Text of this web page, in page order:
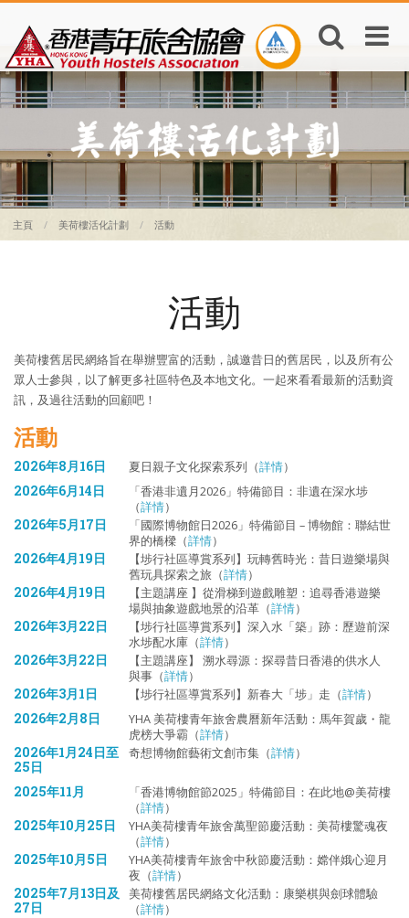
主頁 美荷樓活化計劃 活動
活動
美荷樓舊居民網絡旨在舉辦豐富的活動，誠邀昔日的舊居民，以及所有公
眾人士參與，以了解更多社區特色及本地文化。一起來看看最新的活動資
訊，及過往活動的回顧吧！
活動
2026年8月16日 夏日親子文化探索系列（詳情）
2026年6月14日
「香港非遺月2026」特備節目：非遺在深水埗
（詳情）
2026年5月17日
「國際博物館日2026」特備節目 – 博物館：聯結世
界的橋樑（詳情）
2026年4月19日
【埗行社區導賞系列】玩轉舊時光：昔日遊樂場與
舊玩具探索之旅（詳情）
2026年4月19日
【主題講座 】從滑梯到遊戲雕塑：追尋香港遊樂
場與抽象遊戲地景的沿革（詳情）
2026年3月22日
【埗行社區導賞系列】深入水「築」跡：歷遊前深
水埗配水庫（詳情）
2026年3月22日
【主題講座】 溯水尋源：探尋昔日香港的供水人
與事（詳情）
2026年3月1日 【埗行社區導賞系列】新春大「埗」走（詳情）
2026年2月8日
YHA 美荷樓青年旅舍農曆新年活動：馬年賀歲・龍
虎榜大爭霸（詳情）
2026年1月24日至
25日
奇想博物館藝術文創市集（詳情）
2025年11月
「香港博物館節2025」特備節目：在此地@美荷樓
（詳情）
2025年10月25日
YHA美荷樓青年旅舍萬聖節慶活動：美荷樓驚魂夜
（詳情）
2025年10月5日
YHA美荷樓青年旅舍中秋節慶活動：嫦伴娥心迎月
夜（詳情）
2025年7月13日及
27日
美荷樓舊居民網絡文化活動：康樂棋與劍球體驗
（詳情）